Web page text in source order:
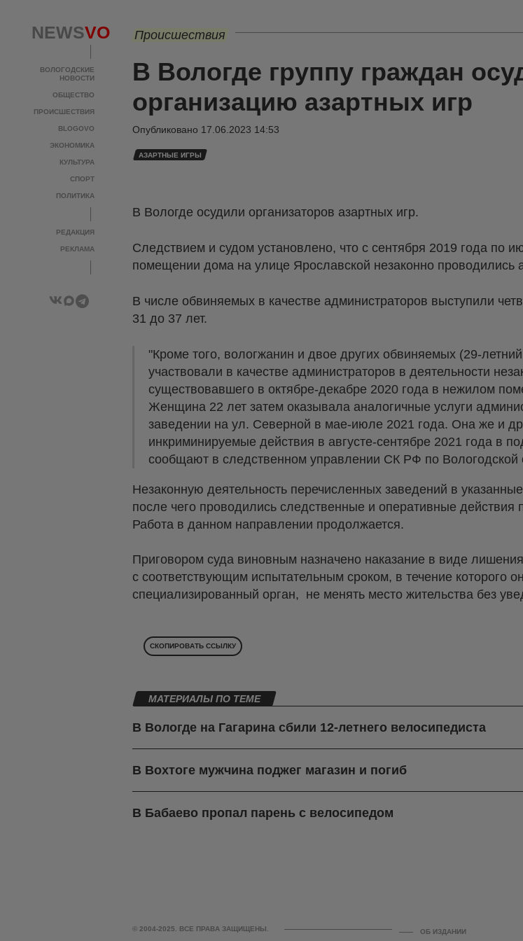
NEWSVO
ВОЛОГОДСКИЕ
НОВОСТИ
ОБЩЕСТВО
ПРОИСШЕСТВИЯ
BLOGOVO
ЭКОНОМИКА
КУЛЬТУРА
СПОРТ
ПОЛИТИКА
РЕДАКЦИЯ
РЕКЛАМА
Происшествия
В Вологде группу граждан
организацию азартных игр
Опубликовано 17.06.2023 14:53
АЗАРТНЫЕ ИГРЫ
В Вологде осудили организаторов азартных игр.
Следствием и судом установлено, что с сентября 2019 года по
помещении дома на улице Ярославской незаконно проводились
В числе обвиняемых в качестве администраторов выступили
31 до 37 лет.
"Кроме того, вологжанин и двое других обвиняемых (29-
участвовали в качестве администраторов в деятельности
существовавшего в октябре-декабре 2020 года в нежилом
Женщина 22 лет затем оказывала аналогичные услуги
заведении на ул. Северной в мае-июле 2021 года. Она же и
инкриминируемые действия в августе-сентябре 2021 года в
сообщают в следственном управлении СК РФ по Вологодской
Незаконную деятельность перечисленных заведений в
после чего проводились следственные и оперативные действия
Работа в данном направлении продолжается.
Приговором суда виновным назначено наказание в виде
с соответствующим испытательным сроком, в течение которого
специализированный орган, не менять место жительства без
СКОПИРОВАТЬ ССЫЛКУ
МАТЕРИАЛЫ ПО ТЕМЕ
В Вологде на Гагарина сбили 12-летнего велосипедиста
В Вохтоге мужчина поджег магазин и погиб
В Бабаево пропал парень с велосипедом
© 2004-2025. ВСЕ ПРАВА ЗАЩИЩЕНЫ. ОБ ИЗДАНИИ